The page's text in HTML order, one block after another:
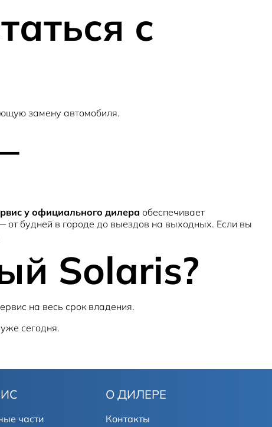
с
замену автомобиля.
у официального дилера обеспечивает
от будней в городе до выездов на выходных. Если вы
Solaris?
на весь срок владения.
сегодня.
части
О ДИЛЕРЕ
Контакты